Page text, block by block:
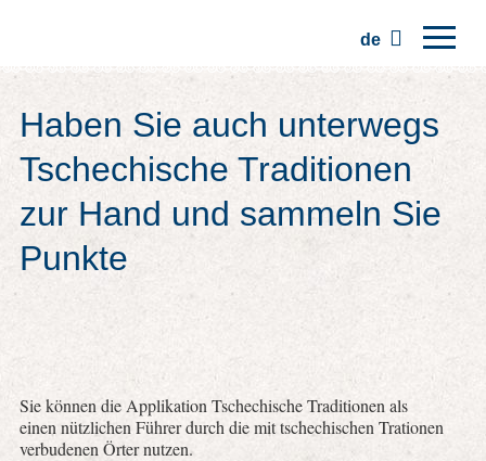
de
Regionen
Traditionen
Ausflüge
Kommunität
Haben Sie auch unterwegs
Tschechische Traditionen
zur Hand und sammeln Sie
Punkte
Sie können die Applikation Tschechische Traditionen als
einen nützlichen Führer durch die mit tschechischen Trationen
verbudenen Örter nutzen.